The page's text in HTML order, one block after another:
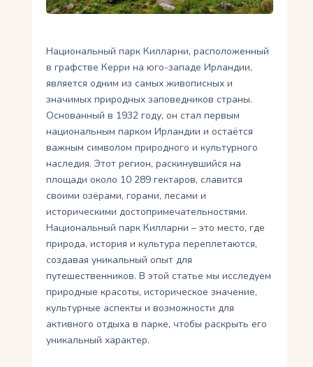
Национальный парк Килларни, расположенный
в графстве Керри на юго-западе Ирландии,
является одним из самых живописных и
значимых природных заповедников страны.
Основанный в 1932 году, он стал первым
национальным парком Ирландии и остаётся
важным символом природного и культурного
наследия. Этот регион, раскинувшийся на
площади около 10 289 гектаров, славится
своими озёрами, горами, лесами и
историческими достопримечательностями.
Национальный парк Килларни – это место, где
природа, история и культура переплетаются,
создавая уникальный опыт для
путешественников. В этой статье мы исследуем
природные красоты, историческое значение,
культурные аспекты и возможности для
активного отдыха в парке, чтобы раскрыть его
уникальный характер.